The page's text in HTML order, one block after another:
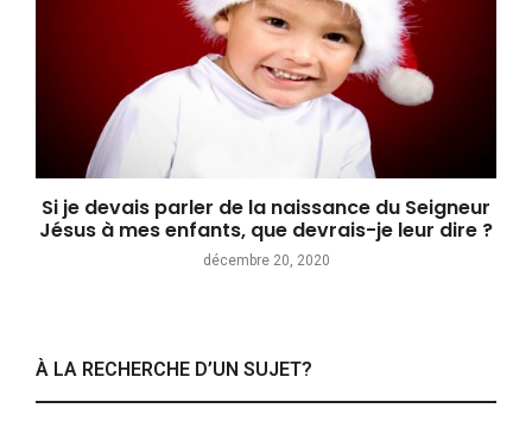
Si je devais parler de la naissance du Seigneur
Jésus à mes enfants, que devrais-je leur dire ?
décembre 20, 2020
À LA RECHERCHE D’UN SUJET?